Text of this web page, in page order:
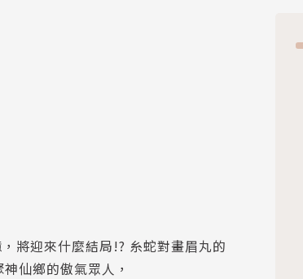
將迎來什麼結局!? 糸蛇對畫眉丸的
仙鄉的傲氣眾人，